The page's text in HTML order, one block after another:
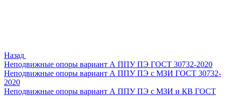
Назад
Неподвижные опоры вариант А ППУ ПЭ ГОСТ 30732-2020
Неподвижные опоры вариант А ППУ ПЭ с МЗИ ГОСТ 30732-
2020
Неподвижные опоры вариант А ППУ ПЭ с МЗИ и КВ ГОСТ